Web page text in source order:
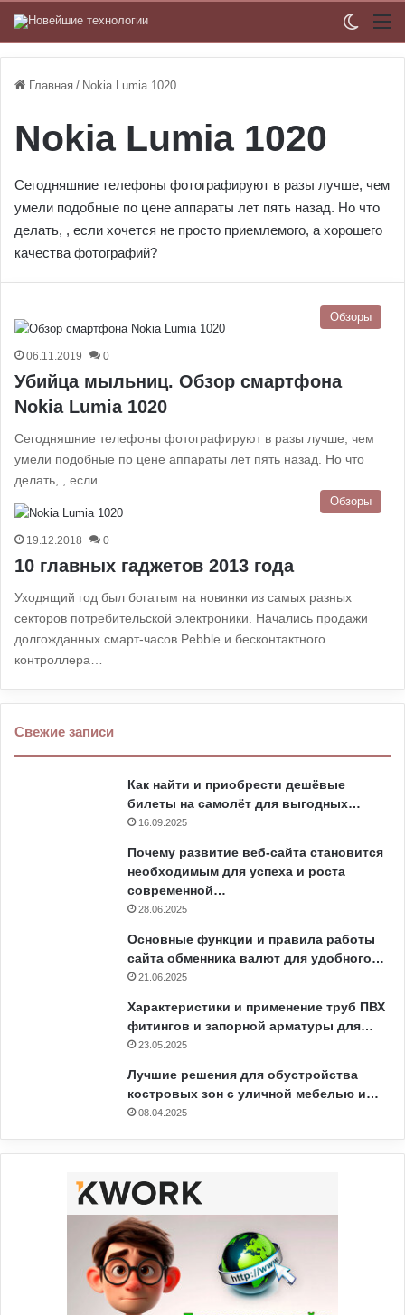
Главная / Nokia Lumia 1020
Nokia Lumia 1020
Сегодняшние телефоны фотографируют в разы лучше, чем
умели подобные по цене аппараты лет пять назад. Но что
делать, , если хочется не просто приемлемого, а хорошего
качества фотографий?
Обзоры
06.11.2019 0
Убийца мыльниц. Обзор смартфона
Nokia Lumia 1020
Сегодняшние телефоны фотографируют в разы лучше, чем
умели подобные по цене аппараты лет пять назад. Но что
делать, , если…
Обзоры
19.12.2018 0
10 главных гаджетов 2013 года
Уходящий год был богатым на новинки из самых разных
секторов потребительской электроники. Начались продажи
долгожданных смарт-часов Pebble и бесконтактного
контроллера…
Свежие записи
Как найти и приобрести дешёвые
билеты на самолёт для выгодных…
16.09.2025
Почему развитие веб-сайта становится
необходимым для успеха и роста
современной…
28.06.2025
Основные функции и правила работы
сайта обменника валют для удобного…
21.06.2025
Характеристики и применение труб ПВХ
фитингов и запорной арматуры для…
23.05.2025
Лучшие решения для обустройства
костровых зон с уличной мебелью и…
08.04.2025